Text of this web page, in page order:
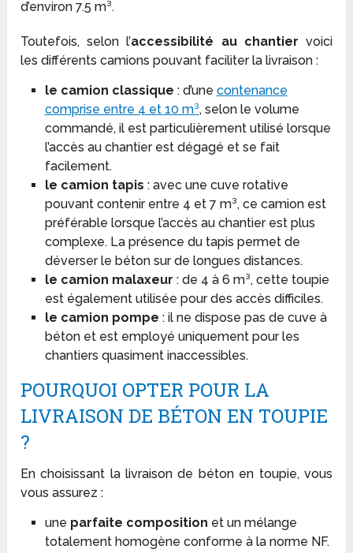
d’environ 7.5 m³.
Toutefois, selon l’accessibilité au chantier voici
les différents camions pouvant faciliter la livraison :
le camion classique : d’une contenance
comprise entre 4 et 10 m³, selon le volume
commandé, il est particulièrement utilisé lorsque
l’accès au chantier est dégagé et se fait
facilement.
le camion tapis : avec une cuve rotative
pouvant contenir entre 4 et 7 m³, ce camion est
préférable lorsque l’accès au chantier est plus
complexe. La présence du tapis permet de
déverser le béton sur de longues distances.
le camion malaxeur : de 4 à 6 m³, cette toupie
est également utilisée pour des accès difficiles.
le camion pompe : il ne dispose pas de cuve à
béton et est employé uniquement pour les
chantiers quasiment inaccessibles.
POURQUOI OPTER POUR LA
LIVRAISON DE BÉTON EN TOUPIE
?
En choisissant la livraison de béton en toupie, vous
vous assurez :
une parfaite composition et un mélange
totalement homogène conforme à la norme NF.